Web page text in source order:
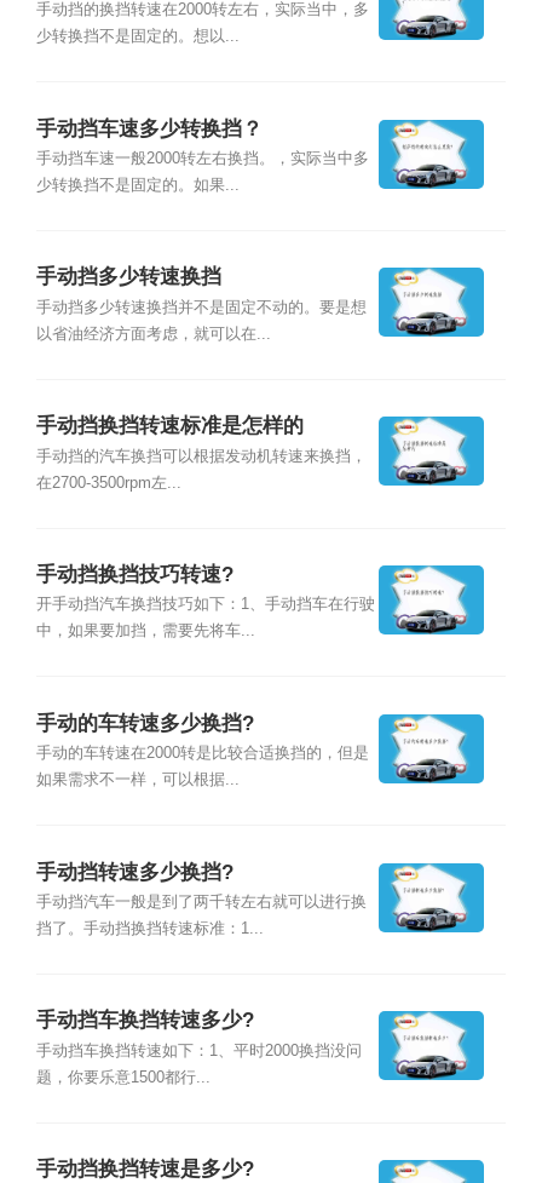
手动挡的换挡转速在2000转左右，实际当中，多
少转换挡不是固定的。想以...
手动挡车速多少转换挡？
手动挡车速一般2000转左右换挡。，实际当中多
少转换挡不是固定的。如果...
手动挡多少转速换挡
手动挡多少转速换挡并不是固定不动的。要是想
以省油经济方面考虑，就可以在...
手动挡换挡转速标准是怎样的
手动挡的汽车换挡可以根据发动机转速来换挡，
在2700-3500rpm左...
手动挡换挡技巧转速?
开手动挡汽车换挡技巧如下：1、手动挡车在行驶
中，如果要加挡，需要先将车...
手动的车转速多少换挡?
手动的车转速在2000转是比较合适换挡的，但是
如果需求不一样，可以根据...
手动挡转速多少换挡?
手动挡汽车一般是到了两千转左右就可以进行换
挡了。手动挡换挡转速标准：1...
手动挡车换挡转速多少?
手动挡车换挡转速如下：1、平时2000换挡没问
题，你要乐意1500都行...
手动挡换挡转速是多少?